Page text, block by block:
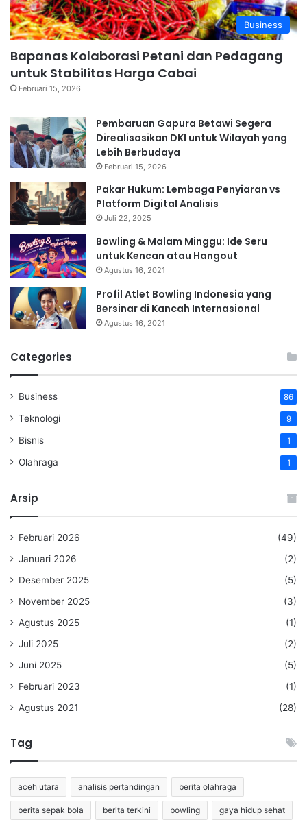
Business
Bapanas Kolaborasi Petani dan Pedagang
untuk Stabilitas Harga Cabai
Februari 15, 2026
Pembaruan Gapura Betawi Segera
Direalisasikan DKI untuk Wilayah yang
Lebih Berbudaya
Februari 15, 2026
Pakar Hukum: Lembaga Penyiaran vs
Platform Digital Analisis
Juli 22, 2025
Bowling & Malam Minggu: Ide Seru
untuk Kencan atau Hangout
Agustus 16, 2021
Profil Atlet Bowling Indonesia yang
Bersinar di Kancah Internasional
Agustus 16, 2021
Categories
Business 86
Teknologi 9
Bisnis 1
Olahraga 1
Arsip
Februari 2026
(49)
Januari 2026
(2)
Desember 2025
(5)
November 2025
(3)
Agustus 2025
(1)
Juli 2025
(2)
Juni 2025
(5)
Februari 2023
(1)
Agustus 2021
(28)
Tag
aceh utara analisis pertandingan berita olahraga
berita sepak bola berita terkini bowling gaya hidup sehat